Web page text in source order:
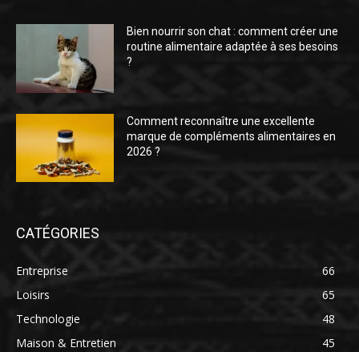
Bien nourrir son chat : comment créer une
routine alimentaire adaptée à ses besoins
?
Comment reconnaître une excellente
marque de compléments alimentaires en
2026 ?
CATÉGORIES
Entreprise
66
Loisirs
65
Technologie
48
Maison & Entretien
45